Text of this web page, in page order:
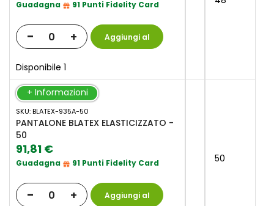
Guadagna 91 Punti Fidelity Card
- + Aggiungi al
Disponibile 1
+ Informazioni
SKU: BLATEX-935A-50
PANTALONE BLATEX ELASTICIZZATO -
50
91,81 €
Guadagna 91 Punti Fidelity Card
- + Aggiungi al
50